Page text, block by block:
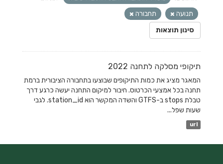
תנועה
תחבורה
סינון תוצאות
תיקופי מסלקה לתחנה 2022
המאגר מציג את כמות התיקופים שבוצעו בתחבורה הציבורית ברמת
תחנה בכל אמצעי הכרטוס. חיבור למיקום התחנה יעשה כרגע דרך
טבלת stops ב-GTFS והשדה המקשר הוא station_id. לגבי
שעות שפל...
url